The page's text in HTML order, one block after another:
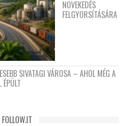
NÖVEKEDÉS
FELGYORSÍTÁSÁRA
SIVATAGI VÁROSA – AHOL MÉG A
ÉPÜLT
FOLLOW.IT